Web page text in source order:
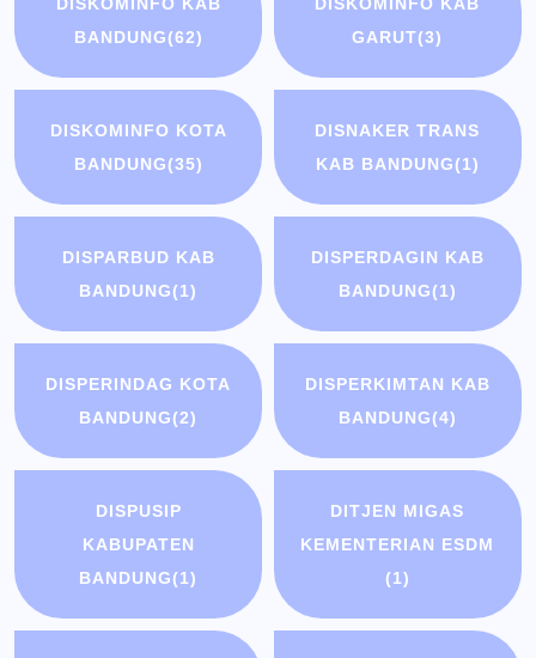
DISKOMINFO KAB
BANDUNG(62)
DISKOMINFO KAB
GARUT(3)
DISKOMINFO KOTA
BANDUNG(35)
DISNAKER TRANS
KAB BANDUNG(1)
DISPARBUD KAB
BANDUNG(1)
DISPERDAGIN KAB
BANDUNG(1)
DISPERINDAG KOTA
BANDUNG(2)
DISPERKIMTAN KAB
BANDUNG(4)
DISPUSIP
KABUPATEN
BANDUNG(1)
DITJEN MIGAS
KEMENTERIAN ESDM
(1)